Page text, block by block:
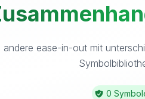
andere ease-in-out mit
0